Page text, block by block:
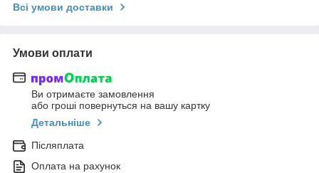
Всі умови доставки
Умови оплати
Ви отримаєте замовлення
або гроші повернуться на вашу картку
Детальніше
Післяплата
Оплата на рахунок